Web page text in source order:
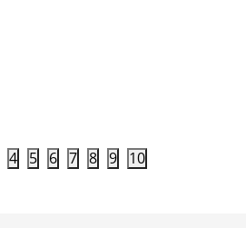
4 5 6 7 8 9 10